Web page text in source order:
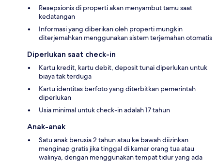
Resepsionis di properti akan menyambut tamu saat
kedatangan
Informasi yang diberikan oleh properti mungkin
diterjemahkan menggunakan sistem terjemahan otomatis
Diperlukan saat check-in
Kartu kredit, kartu debit, deposit tunai diperlukan untuk
biaya tak terduga
Kartu identitas berfoto yang diterbitkan pemerintah
diperlukan
Usia minimal untuk check-in adalah 17 tahun
Anak-anak
Satu anak berusia 2 tahun atau ke bawah diizinkan
menginap gratis jika tinggal di kamar orang tua atau
walinya, dengan menggunakan tempat tidur yang ada